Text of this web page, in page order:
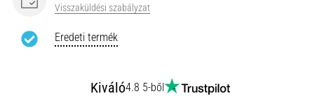
Visszaküldési szabályzat
Eredeti termék
Kiváló4.8 5-ből